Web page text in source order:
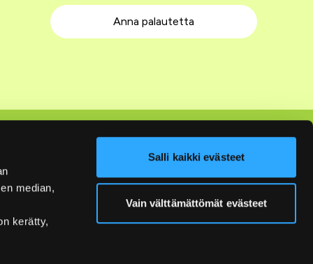
median,
kerätty,
Salli kaikki evästeet
Vain välttämättömät evästeet
Anna palautetta
Facebook